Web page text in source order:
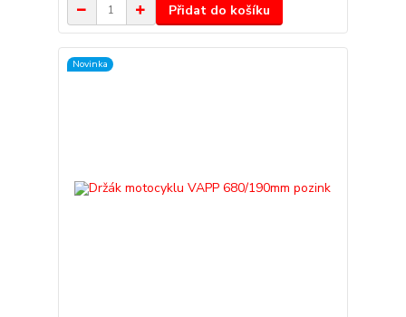
Přidat do košíku
Novinka